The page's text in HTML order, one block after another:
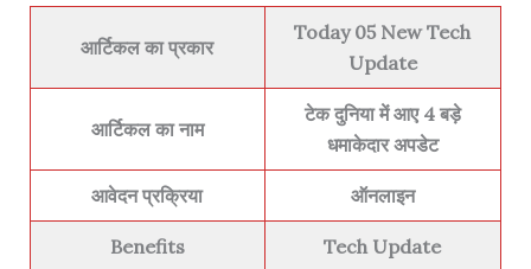
आर्टिकल का प्रकार
Today 05 New Tech
Update
आर्टिकल का नाम
टेक दुनिया में आए 4 बड़े
धमाकेदार अपडेट
आवेदन प्रक्रिया ऑनलाइन
Benefits Tech Update